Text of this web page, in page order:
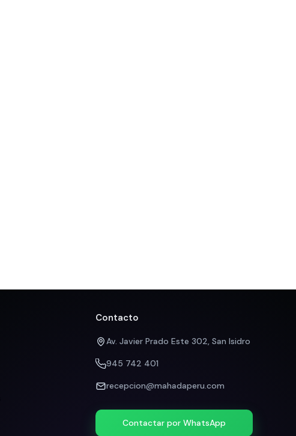
Contacto
Av. Javier Prado Este 302, San Isidro
945 742 401
recepcion@mahadaperu.com
Contactar por WhatsApp